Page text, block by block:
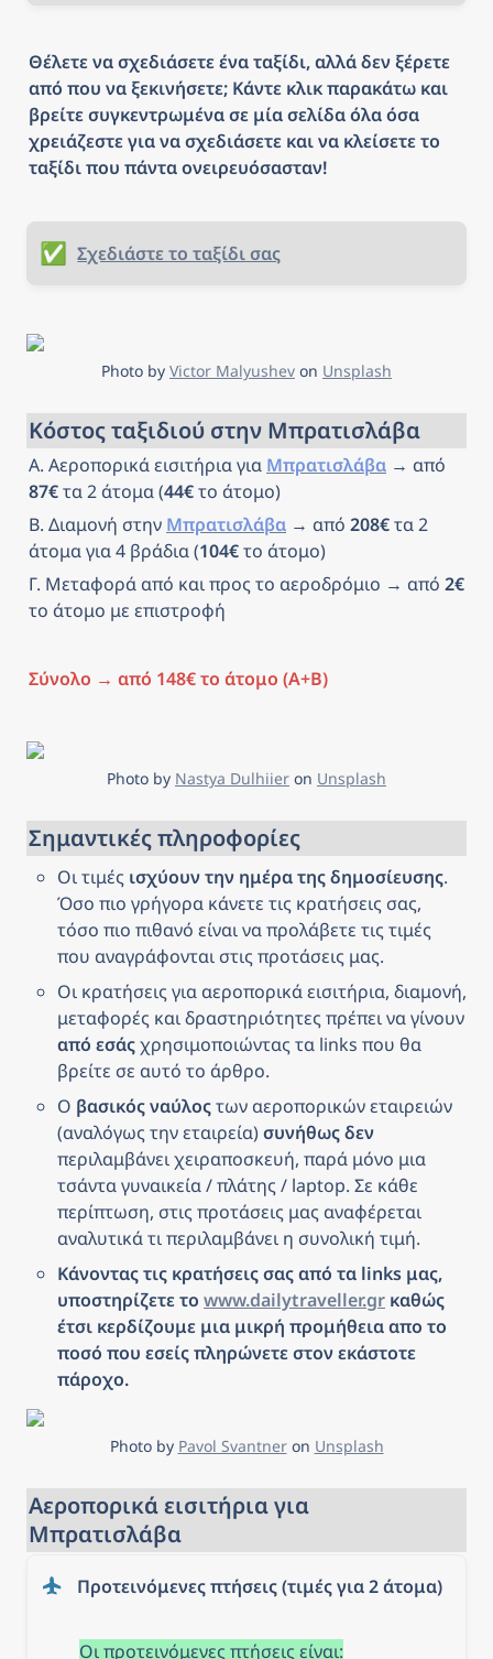
Θέλετε να σχεδιάσετε ένα ταξίδι, αλλά δεν ξέρετε
από που να ξεκινήσετε; Κάντε κλικ παρακάτω και
βρείτε συγκεντρωμένα σε μία σελίδα όλα όσα
χρειάζεστε για να σχεδιάσετε και να κλείσετε το
ταξίδι που πάντα ονειρευόσασταν!
✅ Σχεδιάστε το ταξίδι σας
Photo by Victor Malyushev on Unsplash
Κόστος ταξιδιού στην Μπρατισλάβα
Α. Αεροπορικά εισιτήρια για Μπρατισλάβα
87€ τα 2 άτομα (44€ το άτομο)
Β. Διαμονή στην Μπρατισλάβα → από 208€ τα 2
άτομα για 4 βράδια (104€ το άτομο)
Γ. Μεταφορά από και προς το αεροδρόμιο → από 2€
το άτομο με επιστροφή
Σύνολο → από 148€ το άτομο (Α+Β)
Photo by Nastya Dulhiier on Unsplash
Σημαντικές πληροφορίες
Οι τιμές ισχύουν την ημέρα της δημοσίευσης.
Όσο πιο γρήγορα κάνετε τις κρατήσεις σας,
τόσο πιο πιθανό είναι να προλάβετε τις τιμές
που αναγράφονται στις προτάσεις μας.
Οι κρατήσεις για αεροπορικά εισιτήρια, διαμονή,
από εσάς χρησιμοποιώντας τα links που θα
βρείτε σε αυτό το άρθρο.
Ο βασικός ναύλος των αεροπορικών εταιρειών
(αναλόγως την εταιρεία) συνήθως δεν
περιλαμβάνει χειραποσκευή, παρά μόνο μια
τσάντα γυναικεία / πλάτης / laptop. Σε κάθε
περίπτωση, στις προτάσεις μας αναφέρεται
αναλυτικά τι περιλαμβάνει η συνολική τιμή.
Κάνοντας τις κρατήσεις σας από τα links μας,
υποστηρίζετε το www.dailytraveller.gr καθώς
έτσι κερδίζουμε μια μικρή προμήθεια απο το
ποσό που εσείς πληρώνετε στον εκάστοτε
πάροχο.
Photo by Pavol Svantner on Unsplash
Αεροπορικά εισιτήρια για
Μπρατισλάβα
Προτεινόμενες πτήσεις (τιμές για 2 άτομα)
Οι προτεινόμενες πτήσεις είναι: